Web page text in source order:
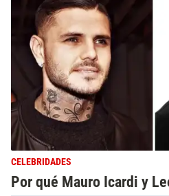
CELEBRIDADES
Por qué Mauro Icardi y